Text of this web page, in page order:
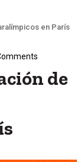
en París
de